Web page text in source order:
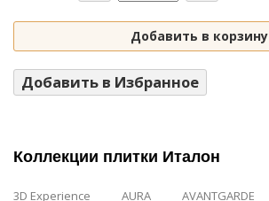
Добавить в корзину
Добавить в Избранное
Коллекции плитки Италон
3D Experience AURA AVANTGARDE